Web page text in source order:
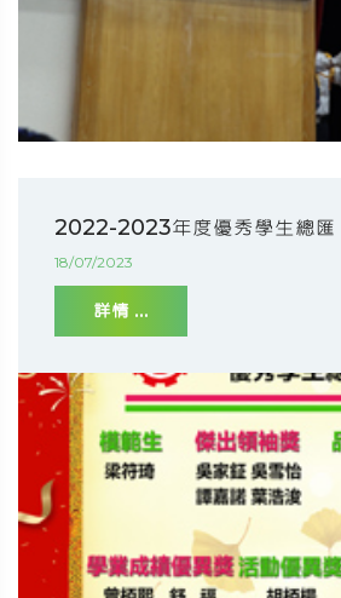
2022-2023年度優秀學生總匯
18/07/2023
詳情 ...